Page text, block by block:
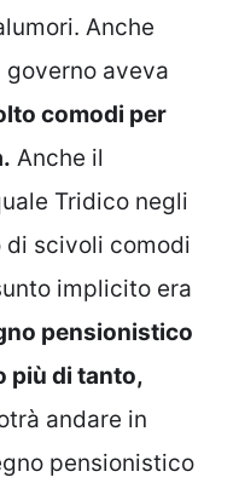
Anche
aveva
comodi per
Anche il
Tridico negli
di scivoli comodi
implicito era
pensionistico
più di tanto,
andare in
pensionistico